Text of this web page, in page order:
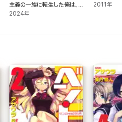
主義の一族に転生した俺は、
世界最強の剣士へと至る～
2024年
2011年